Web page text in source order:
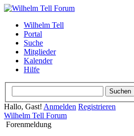
Wilhelm Tell
Portal
Suche
Mitglieder
Kalender
Hilfe
Hallo, Gast! Anmelden Registrieren
Wilhelm Tell Forum
Forenmeldung